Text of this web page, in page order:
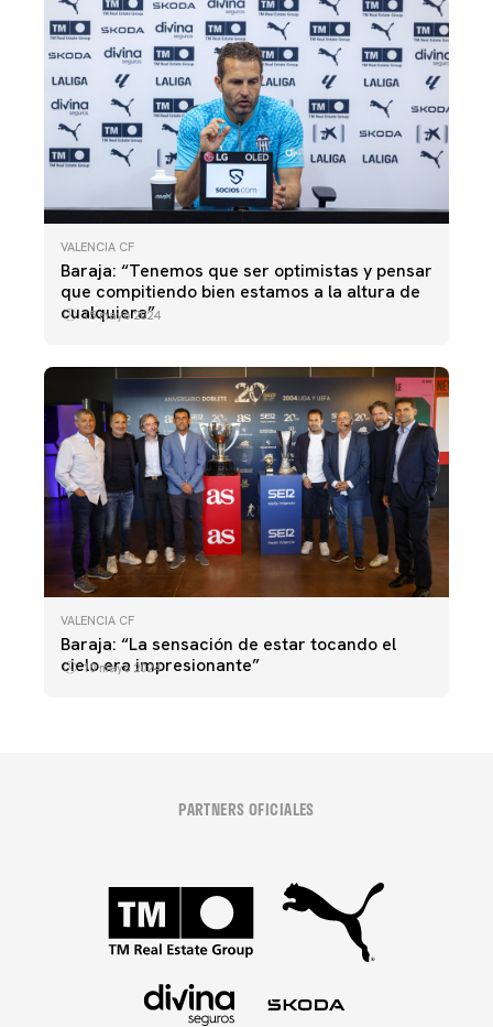
VALENCIA CF
Baraja: “Tenemos que ser optimistas y pensar
que compitiendo bien estamos a la altura de
cualquiera”
15 mayo 2024
VALENCIA CF
Baraja: “La sensación de estar tocando el
cielo era impresionante”
10 mayo 2024
PARTNERS OFICIALES